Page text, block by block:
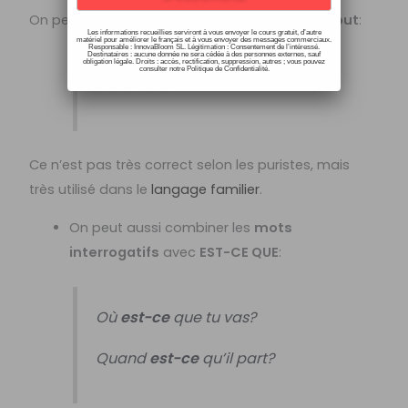
On peut aussi laisser le mot interrogatif au début:
Oùtu vas?
Ce n’est pas très correct selon les puristes, mais
très utilisé dans lelangage familier.
On peut aussi combiner les mots
interrogatifs avec EST-CE QUE:
Oùest-ceque tu vas?
Quandest-cequ’il part?
Les informations recueillies serviront à vous envoyer le cours gratuit, d’autre
matériel pour améliorer le français et à vous envoyer des messages commerciaux.
Responsable : InnovaBloom SL. Légitimation : Consentement de l’intéressé.
Destinataires : aucune donnée ne sera cédée à des personnes externes, sauf
obligation légale. Droits : accès, rectification, suppression, autres ; vous pouvez
consulter notre Politique de Confidentialité.